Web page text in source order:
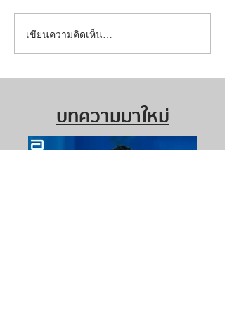
เขียนความคิดเห็น…
บทความมาใหม่